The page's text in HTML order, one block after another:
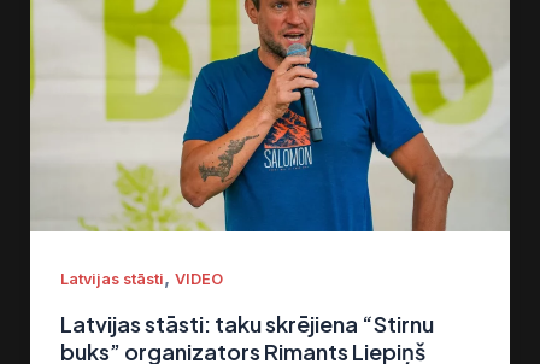
Latvijas stāsti, VIDEO
Latvijas stāsti: taku skrējiena “Stirnu
buks” organizators Rimants Liepiņš